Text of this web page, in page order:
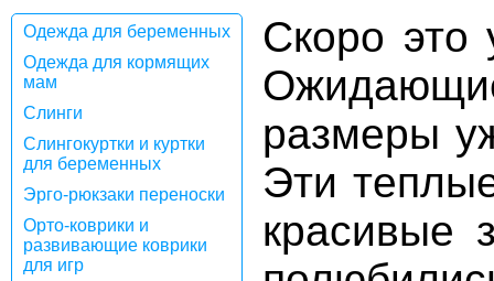
Одежда для беременных
Одежда для кормящих
мам
Слинги
Слингокуртки и куртки
для беременных
Эрго-рюкзаки переноски
Орто-коврики и
развивающие коврики
для игр
Скоро
размеры
Эти
красивые